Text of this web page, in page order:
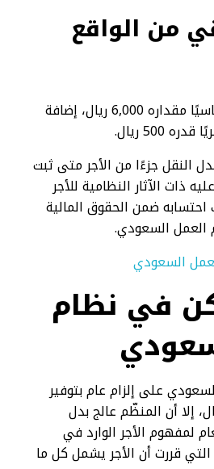
من الواقع
عامل يتقاضى أجرًا أساسيًا مقداره 6,000 ريال، إضافة
500 ريال.
النقل جزءًا من الأجر متى ثبت
ذات الآثار النظامية للأجر
ضمن الحقوق المالية
العمل السعودي.
في نظام
على إلزام عام بتوفير
إلا أن المنظّم عالج بدل
لمفهوم الأجر الوارد في
التي قررت أن الأجر يشمل كل ما